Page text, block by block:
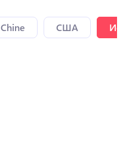
Chine США